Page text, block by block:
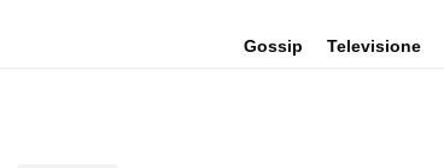
Gossip Televisione